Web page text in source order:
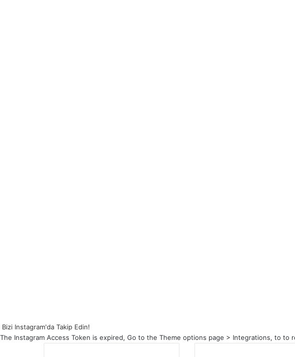
Bizi Instagram'da Takip Edin!
The Instagram Access Token is expired, Go to the Theme options page > Integrations, to to